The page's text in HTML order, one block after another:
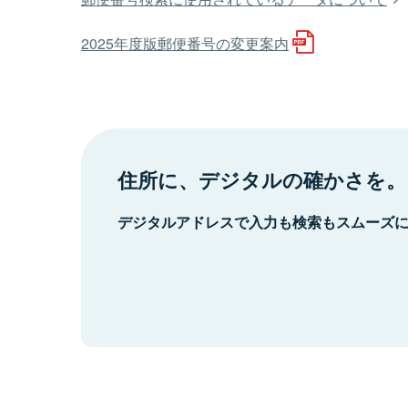
2025年度版郵便番号の変更案内
住所に、デジタルの確かさを。
デジタルアドレスで入力も検索もスムーズ